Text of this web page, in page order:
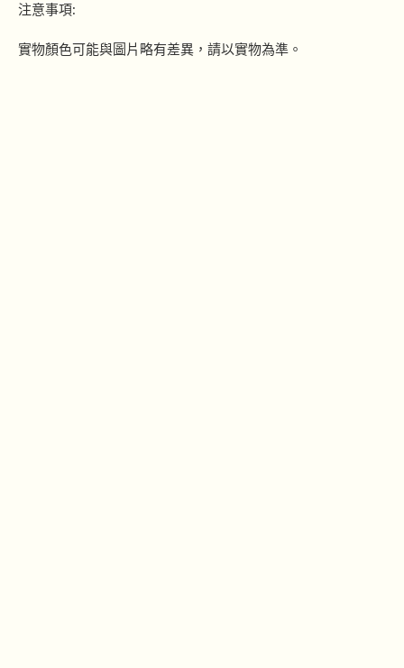
注意事項:
實物顏色可能與圖片略有差異，請以實物為準。